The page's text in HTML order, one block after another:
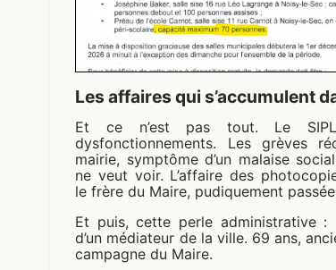
Les affaires qui s’accumulent
Et ce n’est pas tout. Le
dysfonctionnements. Les grèves
mairie, symptôme d’un malaise
ne veut voir. L’affaire des
le frère du Maire, pudiquement
Et puis, cette perle administrative :
d’un médiateur de la ville. 69 ans,
campagne du Maire.